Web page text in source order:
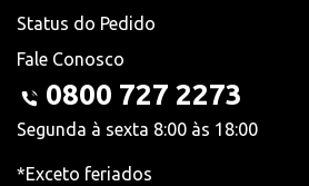
Status do Pedido
Fale Conosco
0800 727 2273
Segunda à sexta 8:00 às 18:00
*Exceto feriados